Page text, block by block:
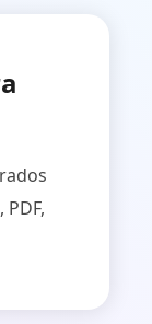
PDF,